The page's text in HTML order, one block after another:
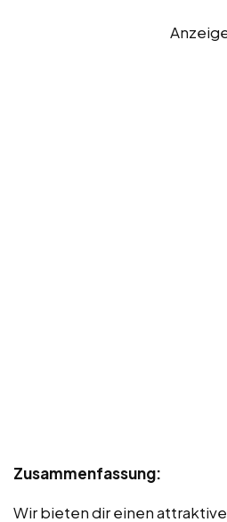
Zusammenfassung:
Wir bieten dir einen